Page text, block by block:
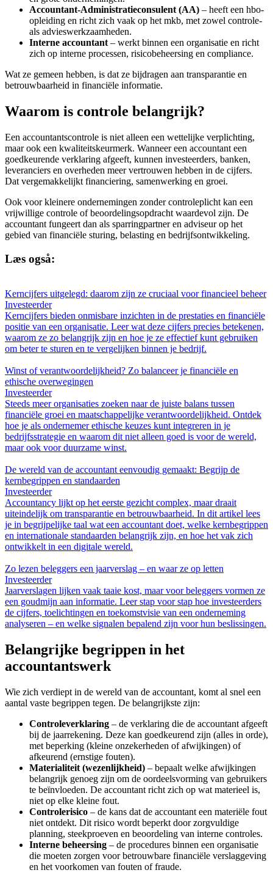
Accountant-Administratieconsulent (AA) – heeft een hbo-
opleiding en richt zich vaak op het mkb, met zowel controle-
als advieswerkzaamheden.
Interne accountant– werkt binnen een organisatie en richt
zich op interne processen, risicobeheersing en compliance.
Wat ze gemeen hebben, is dat ze bijdragen aan transparantie en
betrouwbaarheid in financiële informatie.
Waarom is controle belangrijk?
Een accountantscontrole is niet alleen een wettelijke verplichting,
maar ook een kwaliteitskeurmerk. Wanneer een accountant een
goedkeurende verklaring afgeeft, kunnen investeerders, banken,
leveranciers en overheden meer vertrouwen hebben in de cijfers.
Dat vergemakkelijkt financiering, samenwerking en groei.
Ook voor kleinere ondernemingen zonder controleplicht kan een
vrijwillige controle of beoordelingsopdracht waardevol zijn. De
accountant fungeert dan als sparringpartner en adviseur op het
gebied van financiële sturing, belasting en bedrijfsontwikkeling.
Læs også:
Kerncijfers uitgelegd: daarom zijn ze cruciaal voor financieel beheer
Investeerder
Kerncijfers bieden onmisbare inzichten in de prestaties en financiële
positie van een organisatie. Leer wat deze cijfers precies betekenen,
waarom ze zo belangrijk zijn en hoe je ze effectief kunt gebruiken
om beter te sturen en te vergelijken binnen je bedrijf.
Winst of verantwoordelijkheid? Zo balanceer je financiële en
ethische overwegingen
Investeerder
Steeds meer organisaties zoeken naar de juiste balans tussen
financiële groei en maatschappelijke verantwoordelijkheid. Ontdek
hoe je als ondernemer ethische keuzes kunt integreren in je
bedrijfsstrategie en waarom dit niet alleen goed is voor de wereld,
maar ook voor duurzame winst.
De wereld van de accountant eenvoudig gemaakt: Begrijp de
kernbegrippen en standaarden
Investeerder
Accountancy lijkt op het eerste gezicht complex, maar draait
uiteindelijk om transparantie en betrouwbaarheid. In dit artikel lees
je in begrijpelijke taal wat een accountant doet, welke kernbegrippen
en internationale standaarden belangrijk zijn, en hoe het vak zich
ontwikkelt in een digitale wereld.
Zo lezen beleggers een jaarverslag – en waar ze op letten
Investeerder
Jaarverslagen lijken vaak taaie kost, maar voor beleggers vormen ze
een goudmijn aan informatie. Leer stap voor stap hoe investeerders
de cijfers, toelichtingen en toekomstvisie van een onderneming
analyseren – en welke signalen bepalend zijn voor hun beslissingen.
Belangrijke begrippen in het
accountantswerk
Wie zich verdiept in de wereld van de accountant, komt al snel een
aantal vaste begrippen tegen. De belangrijkste zijn:
Controleverklaring – de verklaring die de accountant afgeeft
bij de jaarrekening. Deze kan goedkeurend zijn (alles in orde),
met beperking (kleine onzekerheden of afwijkingen) of
afkeurend (ernstige fouten).
Materialiteit (wezenlijkheid) – bepaalt welke afwijkingen
belangrijk genoeg zijn om de oordeelsvorming van gebruikers
te beïnvloeden. De accountant richt zich op wat materieel is,
niet op elke kleine fout.
Controle­risico – de kans dat de accountant een materiële fout
niet ontdekt. Dit risico wordt beperkt door zorgvuldige
planning, steekproeven en beoordeling van interne controles.
Interne beheersing – de procedures binnen een organisatie
die moeten zorgen voor betrouwbare financiële verslaggeving
en het voorkomen van fouten of fraude.